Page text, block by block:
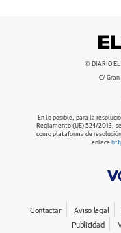
© DIARIO EL
C/
En lo posible, para la
Reglamento (UE) 524/2013,
como plataforma de
enlace
Contactar Aviso legal
Publicidad